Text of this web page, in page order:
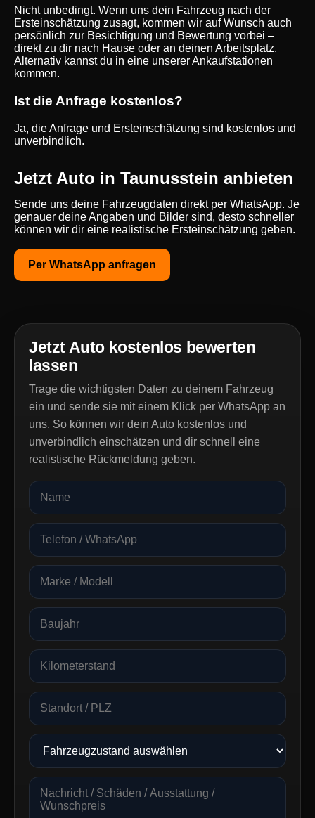
Nicht unbedingt. Wenn uns dein Fahrzeug nach der
Ersteinschätzung zusagt, kommen wir auf Wunsch auch
persönlich zur Besichtigung und Bewertung vorbei –
direkt zu dir nach Hause oder an deinen Arbeitsplatz.
Alternativ kannst du in eine unserer Ankaufstationen
kommen.
Ist die Anfrage kostenlos?
Ja, die Anfrage und Ersteinschätzung sind kostenlos und
unverbindlich.
Jetzt Auto in Taunusstein anbieten
Sende uns deine Fahrzeugdaten direkt per WhatsApp. Je
genauer deine Angaben und Bilder sind, desto schneller
können wir dir eine realistische Ersteinschätzung geben.
Per WhatsApp anfragen
Jetzt Auto kostenlos bewerten
lassen
Trage die wichtigsten Daten zu deinem Fahrzeug
ein und sende sie mit einem Klick per WhatsApp an
uns. So können wir dein Auto kostenlos und
unverbindlich einschätzen und dir schnell eine
realistische Rückmeldung geben.